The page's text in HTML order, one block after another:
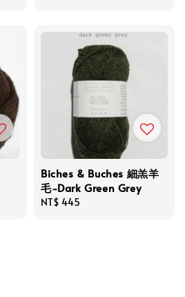
Biches & Buches 細羔羊
毛-Dark Green Grey
Regular
NT$ 445